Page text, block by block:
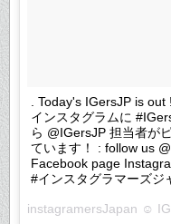
. Today's IGersJP is
インスタグラムに
ら @IGersJP 担当者が
ています！ : follow us
Facebook page
#インスタグラマーズ